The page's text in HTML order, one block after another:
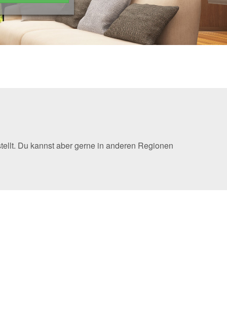
Du kannst aber gerne in anderen Regionen